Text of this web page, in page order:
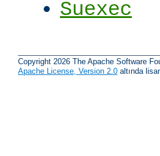
Suexec
Copyright 2026 The Apache Software
Apache License, Version 2.0 altında